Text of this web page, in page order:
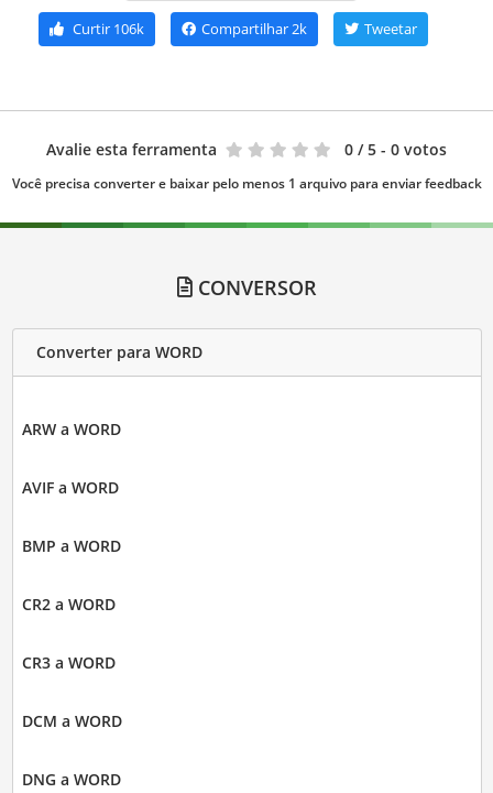
Curtir 106k Compartilhar 2k Tweetar
Avalie esta ferramenta 0 / 5 - 0 votos
Você precisa converter e baixar pelo menos 1 arquivo para enviar feedback
CONVERSOR
Converter para WORD
ARW a WORD
AVIF a WORD
BMP a WORD
CR2 a WORD
CR3 a WORD
DCM a WORD
DNG a WORD